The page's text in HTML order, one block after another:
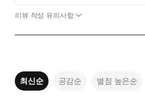
리뷰 작성 유의사항
최신순 공감순 별점 높은순